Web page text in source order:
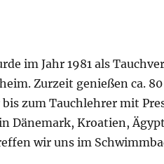
im Jahr 1981 als
Zurzeit genießen ca.
zum Tauchlehrer mit
Dänemark, Kroatien,
wir uns im